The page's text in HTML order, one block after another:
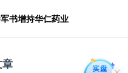
书增持华仁药业